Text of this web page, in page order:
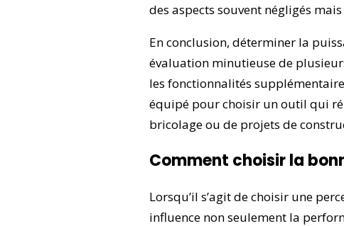
des aspects souvent négligés
En conclusion, déterminer la
évaluation minutieuse de
les fonctionnalités
équipé pour choisir un outil qui
bricolage ou de projets de
Comment choisir la
Lorsqu’il s’agit de choisir une
influence non seulement la